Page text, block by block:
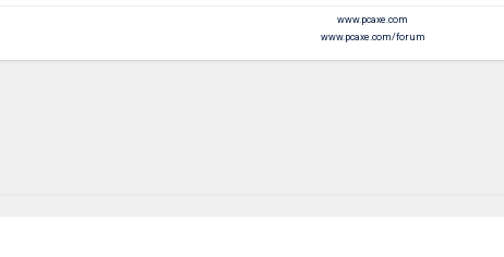
www.pcaxe.com
www.pcaxe.com/forum